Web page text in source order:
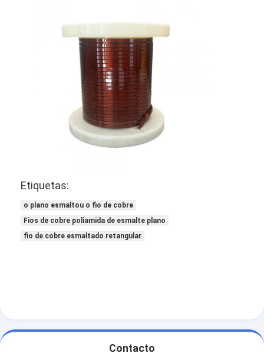
Etiquetas:
o plano esmaltou o fio de cobre
Fios de cobre poliamida de esmalte plano
fio de cobre esmaltado retangular
Contacto